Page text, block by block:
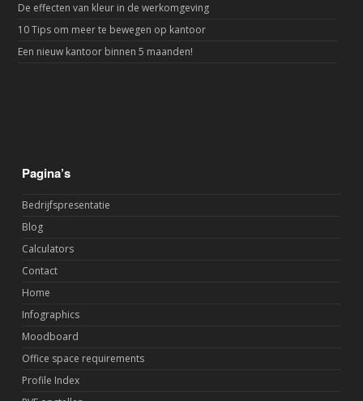
De effecten van kleur in de werkomgeving
10 Tips om meer te bewegen op kantoor
Een nieuw kantoor binnen 5 maanden!
Pagina’s
Bedrijfspresentatie
Blog
Calculators
Contact
Home
Infographics
Moodboard
Office space requirements
Profile Index